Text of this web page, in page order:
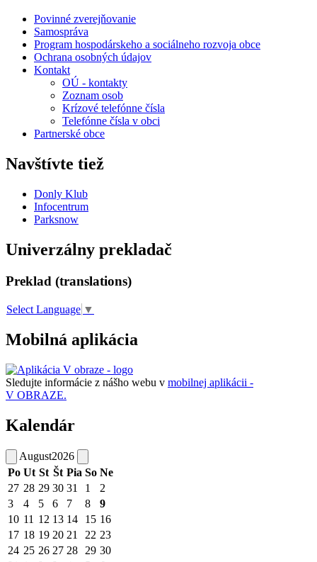
Povinné zverejňovanie
Samospráva
Program hospodárskeho a sociálneho rozvoja obce
Ochrana osobných údajov
Kontakt
OÚ - kontakty
Zoznam osob
Krízové telefónne čísla
Telefónne čísla v obci
Partnerské obce
Navštívte tiež
Donly Klub
Infocentrum
Parksnow
Univerzálny prekladač
Preklad (translations)
Select Language ▼
Mobilná aplikácia
Sledujte informácie z nášho webu v mobilnej aplikácii -
V OBRAZE.
Kalendár
August2026
Po Ut St Št Pia So Ne
27 28 29 30 31 1
2
3
4 5 6 7 8
9
10 11 12 13 14 15 16
17 18 19 20 21 22 23
24 25 26 27 28 29 30